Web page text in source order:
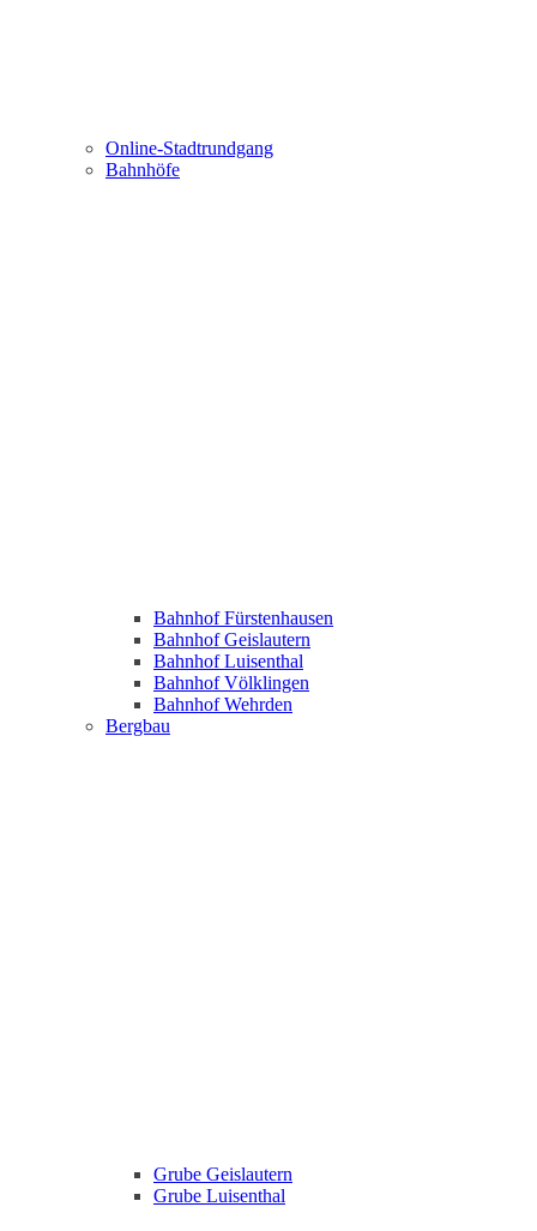
Online-Stadtrundgang
Bahnhöfe
Bahnhof Fürstenhausen
Bahnhof Geislautern
Bahnhof Luisenthal
Bahnhof Völklingen
Bahnhof Wehrden
Bergbau
Grube Geislautern
Grube Luisenthal